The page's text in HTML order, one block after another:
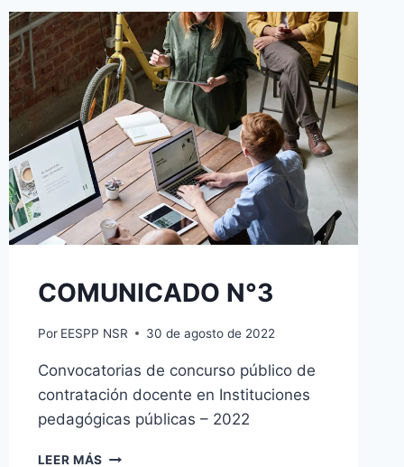
COMUNICADO N°3
Por EESPP NSR 30 de agosto de 2022
Convocatorias de concurso público de
contratación docente en Instituciones
pedagógicas públicas – 2022
LEER MÁS COMUNICADO